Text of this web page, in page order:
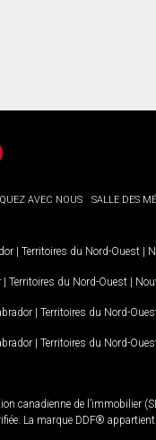
AVEC NOUS SALLE DES
| Territoires du Nord-Ouest |
| Territoires du Nord-Ouest |
| Territoires du Nord-
| Territoires du Nord-
canadienne de l’immobilier
La marque DDF®